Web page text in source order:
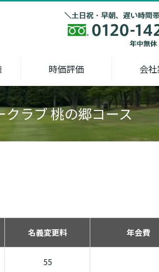
時価評価 会
ラブ 桃の郷コース
名義変更料 年会費
55